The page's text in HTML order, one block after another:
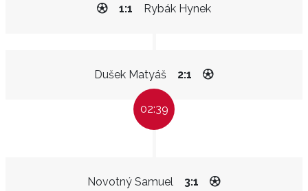
Rybák Hynek
1:1
Dušek Matyáš 2:1
02:39
Novotný Samuel 3:1